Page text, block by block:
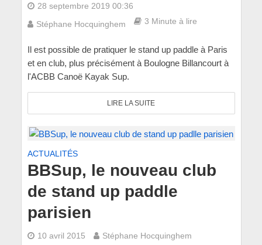
28 septembre 2019 00:36
Stéphane Hocquinghem
3 Minute à lire
Il est possible de pratiquer le stand up paddle à Paris
et en club, plus précisément à Boulogne Billancourt à
l'ACBB Canoë Kayak Sup.
LIRE LA SUITE
ACTUALITÉS
BBSup, le nouveau club
de stand up paddle
parisien
10 avril 2015
Stéphane Hocquinghem